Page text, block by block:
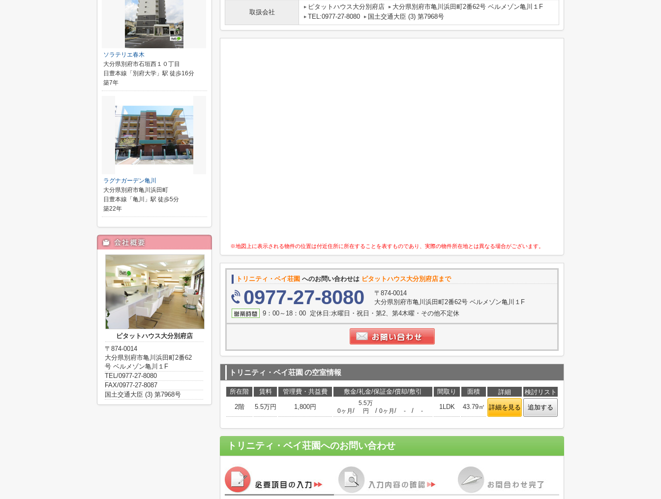
取扱会社
ピタットハウス大分別府店
大分県別府市亀川浜田町2番62号 ベルメゾン亀川１F
TEL:0977-27-8080
国土交通大臣 (3) 第7968号
※地図上に表示される物件の位置は付近住所に所在することを表すものであり、実際の物件所在地とは異なる場合がございます。
トリニティ・ベイ荘園 へのお問い合わせは ピタットハウス大分別府店まで
0977-27-8080
〒874-0014
大分県別府市亀川浜田町2番62号 ベルメゾン亀川１F
9：00～18：00 定休日:水曜日・祝日・第2、第4木曜・その他不定休
トリニティ・ベイ荘園 の空室情報
所在階 賃料 管理費・共益費 敷金/礼金/保証金/償却/敷引 間取り 面積 詳細
検討リスト
2階
5.5万円 1,800円
0ヶ月 /
5.5万
円
/ 0ヶ月 / - / -
1LDK 43.79㎡ 詳細を見る 追加する
トリニティ・ベイ荘園へのお問い合わせ
ソラテリエ春木
大分県別府市石垣西１０丁目
日豊本線「別府大学」駅 徒歩16分
築7年
ラグナガーデン亀川
大分県別府市亀川浜田町
日豊本線「亀川」駅 徒歩5分
築22年
ピタットハウス大分別府店
〒874-0014
大分県別府市亀川浜田町2番62
号 ベルメゾン亀川１F
TEL/0977-27-8080
FAX/0977-27-8087
国土交通大臣 (3) 第7968号